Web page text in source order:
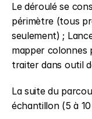
Le déroulé se
périmètre (tous
seulement) ;
mapper colonnes
traiter dans outil
La suite du
échantillon (5 à